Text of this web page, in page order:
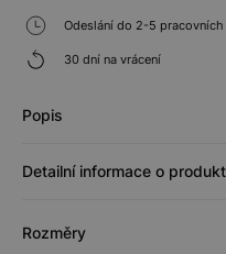
Odeslání do 2-5 pracovních
30 dní na vrácení
Popis
Detailní informace o
Rozměry